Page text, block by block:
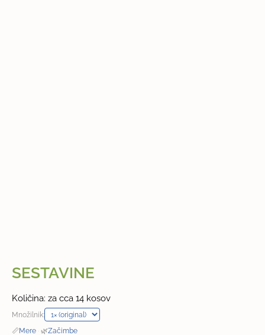
SESTAVINE
Količina: za cca 14 kosov
Množilnik:
📏Mere · 🌿Začimbe